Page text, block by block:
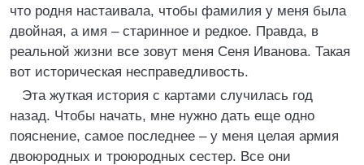
что родня настаивала, чтобы фамилия у меня была
двойная, а имя – старинное и редкое. Правда, в
реальной жизни все зовут меня Сеня Иванова. Такая
вот историческая несправедливость.
Эта жуткая история с картами случилась год
назад. Чтобы начать, мне нужно дать еще одно
пояснение, самое последнее – у меня целая армия
двоюродных и троюродных сестер. Все они